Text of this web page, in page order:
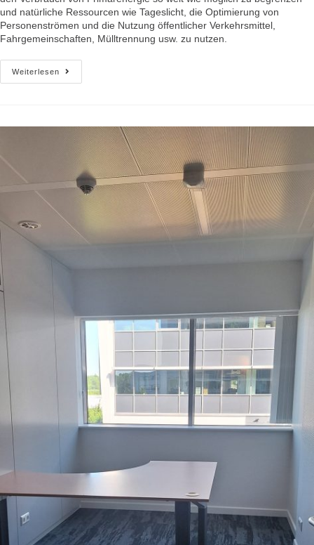
und natürliche Ressourcen wie Tageslicht, die Optimierung von
Personenströmen und die Nutzung öffentlicher Verkehrsmittel,
Fahrgemeinschaften, Mülltrennung usw. zu nutzen.
Weiterlesen